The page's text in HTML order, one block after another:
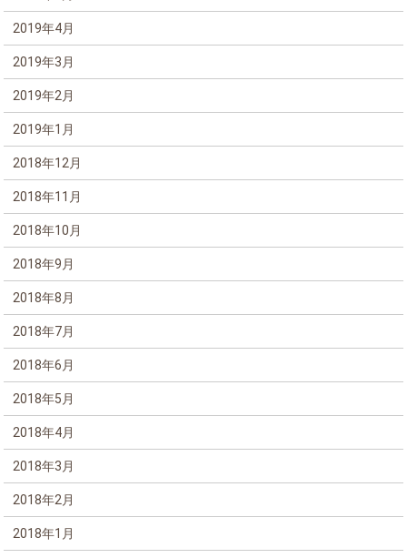
2019年4月
2019年3月
2019年2月
2019年1月
2018年12月
2018年11月
2018年10月
2018年9月
2018年8月
2018年7月
2018年6月
2018年5月
2018年4月
2018年3月
2018年2月
2018年1月